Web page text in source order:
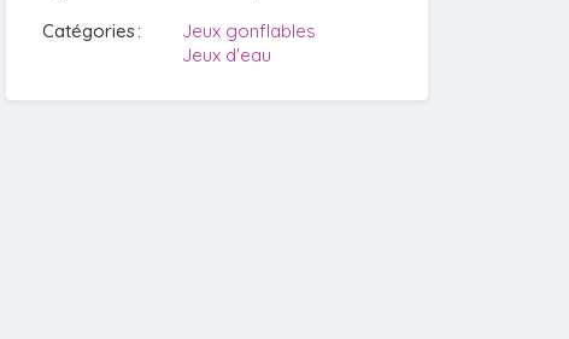
Catégories
Jeux gonflables
Jeux d'eau